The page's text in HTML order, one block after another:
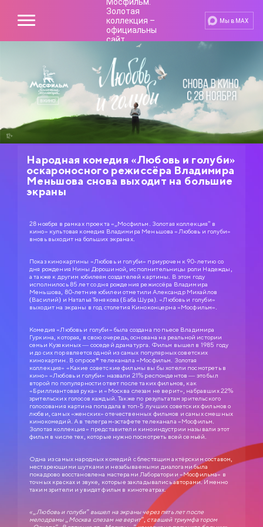
Мы в MAX
Народная комедия «Любовь и голуби»
оскароносного режиссёра Владимира
Меньшова снова выходит на большие
экраны
28 ноября в рамках проекта «„Мосфильм. Золотая коллекция" в
кино» культовая комедия Владимира Меньшова «Любовь и голуби»
вновь выходит на больших экранах.
Показ кинокартины «Любовь и голуби» приурочен к 90-летию со
дня рождения Нины Дорошиной, исполнительницы роли Надежды,
а также к другим юбилеям создателей картины. В этом году
исполнилось 85 лет со дня рождения режиссёра Владимира
Меньшова, 80-летние юбилеи отметили Александр Михайлов
(Василий) и Наталья Тенякова (Баба Шура). «Любовь и голуби»
выходит на экраны в год столетия Киноконцерна «Мосфильм».
Комедия «Любовь и голуби» была создана по пьесе Владимира
Гуркина, которая, в свою очередь, основана на реальной истории
семьи Кузякиных — соседей драматурга. Фильм вышел в 1985 году
и до сих пор является одной из самых популярных советских
кинокартин. В опросе* телеканала «Мосфильм. Золотая
коллекция» «Какие советские фильмы вы бы хотели посмотреть в
кино» «Любовь и голуби» назвали 21% респондентов — это был
второй по популярности ответ после таких фильмов, как
«Бриллиантовая рука» и «Москва слезам не верит», набравших 22%
зрительских голосов каждый. Также по результатам зрительского
голосования картина попадала в топ-5 лучших советских фильмов о
любви, самых «женских» отечественных фильмов и самых смешных
кинокомедий. А в телеграм-эстафете телеканала «Мосфильм.
Золотая коллекция» представители киноиндустрии называли этот
фильм в числе тех, которые нужно посмотреть всей семьёй.
Одна из самых народных комедий с блестящим актёрским составом,
нестареющими шутками и незабываемыми диалогами была
покадрово восстановлена мастерами Лаборатории «Мосфильма» в
точных красках и звуке, которые закладывались авторами. Именно
таким зрители и увидят фильм в кинотеатрах.
«„Любовь и голуби" вышел на экраны через пять лет после
мелодрамы „Москва слезам не верит", ставшей триумфатором